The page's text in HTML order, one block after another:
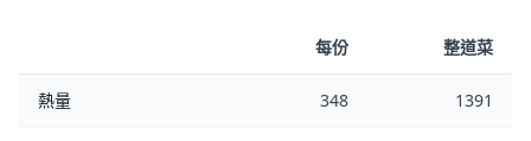
每份 整道菜
熱量 348 1391